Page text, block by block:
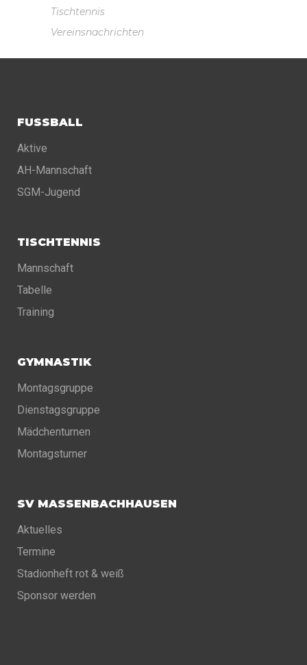
Tischtennis
Vereinsnachrichten
FUSSBALL
Aktive
AH-Mannschaft
SGM-Jugend
TISCHTENNIS
Mannschaft
Tabelle
Training
GYMNASTIK
Montagsgruppe
Dienstagsgruppe
Mädchenturnen
Montagsturner
SV MASSENBACHHAUSEN
Aktuelles
Termine
Stadionheft rot & weiß
Sponsor werden